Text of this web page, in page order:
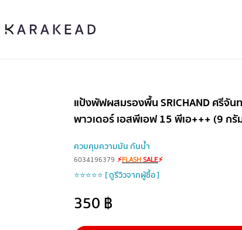
แป้งพัฟผสมรองพื้น SRICHAND ศรีจัน
พาวเดอร์ เอสพีเอฟ 15 พีเอ+++ (9 ก
ควบคุมความมัน กันน้ำ
6034196379 ⚡FLASHSALE⚡
⭐⭐⭐⭐⭐ [ ดูรีวิวจากผู้ซื้อ ]
350฿